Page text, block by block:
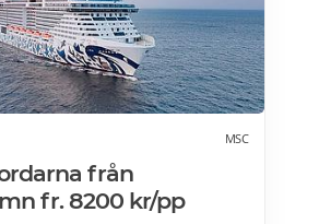
MSC
från
fr. 8200 kr/pp